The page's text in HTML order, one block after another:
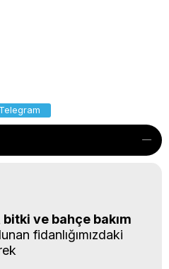
Telegram
ve bahçe bakım
fidanlığımızdaki